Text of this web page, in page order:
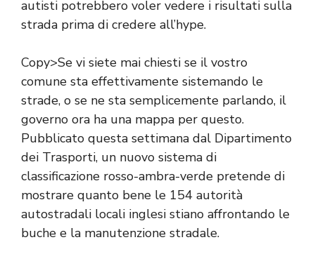
autisti potrebbero voler vedere i risultati sulla
strada prima di credere all’hype.
Copy>Se vi siete mai chiesti se il vostro
comune sta effettivamente sistemando le
strade, o se ne sta semplicemente parlando, il
governo ora ha una mappa per questo.
Pubblicato questa settimana dal Dipartimento
dei Trasporti, un nuovo sistema di
classificazione rosso-ambra-verde pretende di
mostrare quanto bene le 154 autorità
autostradali locali inglesi stiano affrontando le
buche e la manutenzione stradale.